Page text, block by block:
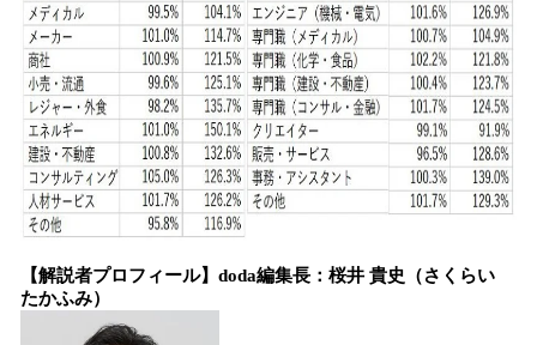
【解説者プロフィール】doda編集長：桜井 貴史（さくらい
たかふみ）